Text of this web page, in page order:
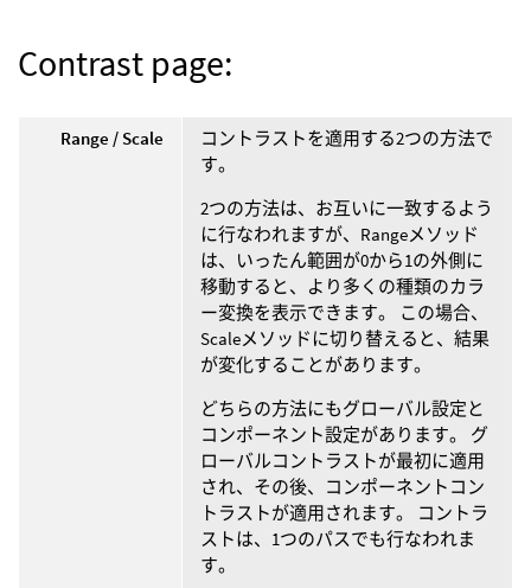
Contrast page:
Range / Scale
コントラストを適用する2つの方法で
す。
2つの方法は、お互いに一致するよう
に行なわれますが、Rangeメソッド
は、いったん範囲が0から1の外側に
移動すると、より多くの種類のカラ
ー変換を表示できます。 この場合、
Scaleメソッドに切り替えると、結果
が変化することがあります。
どちらの方法にもグローバル設定と
コンポーネント設定があります。 グ
ローバルコントラストが最初に適用
され、その後、コンポーネントコン
トラストが適用されます。 コントラ
ストは、1つのパスでも行なわれま
す。